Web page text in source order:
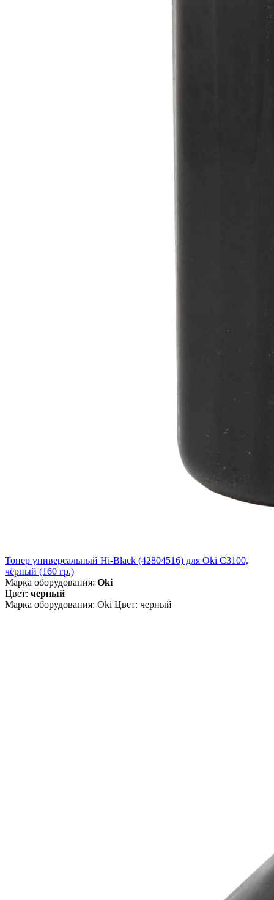
Тонер универсальный Hi-Black (42804516) для Oki С3100,
чёрный (160 гр.)
Марка оборудования: Oki
Цвет: черный
Марка оборудования: Oki Цвет: черный